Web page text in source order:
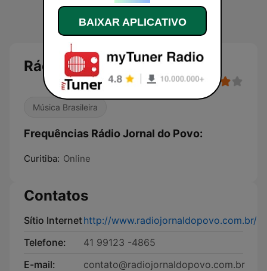
Rádio Jornal do Povo
Música Brasileira
Frequências Rádio Jornal do Povo:
Curitiba: Online
Contatos
Sítio Internethttp://www.radiojornaldopovo.com.br/
Telefone:
41 99123 -4865
E-mail:
contato@radiojornaldopovo.com.br
BAIXAR APLICATIVO